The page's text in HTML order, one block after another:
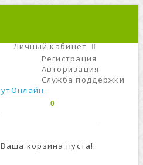
Личный кабинет
Регистрация
Авторизация
Служба поддержки
0
Ваша корзина пуста!